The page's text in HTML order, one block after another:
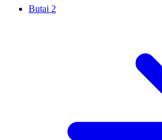
Butai 2